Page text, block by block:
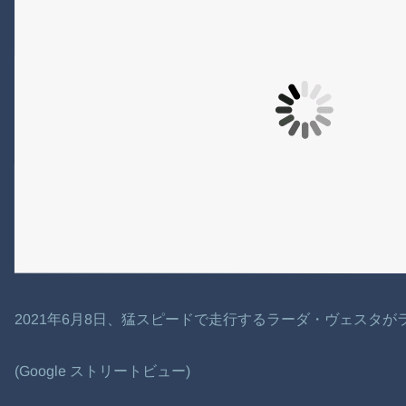
2021年6月8日、猛スピードで走行するラーダ・ヴェスタが
(Google ストリートビュー)